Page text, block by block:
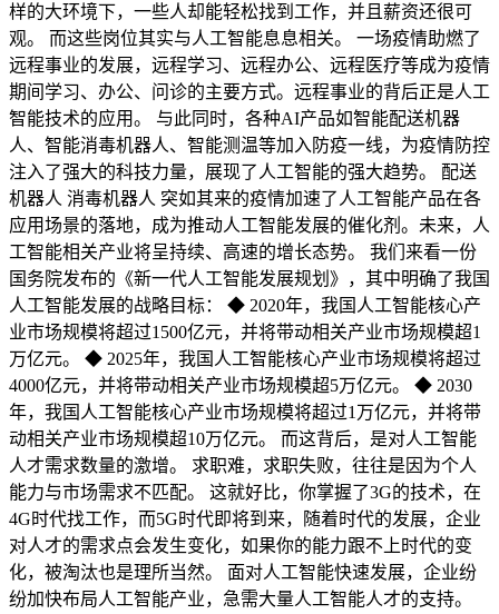
样的大环境下，一些人却能轻松找到工作，并且薪资还很可
观。 而这些岗位其实与人工智能息息相关。 一场疫情助燃了
远程事业的发展，远程学习、远程办公、远程医疗等成为疫情
期间学习、办公、问诊的主要方式。远程事业的背后正是人工
智能技术的应用。 与此同时，各种AI产品如智能配送机器
人、智能消毒机器人、智能测温等加入防疫一线，为疫情防控
注入了强大的科技力量，展现了人工智能的强大趋势。 配送
机器人 消毒机器人 突如其来的疫情加速了人工智能产品在各
应用场景的落地，成为推动人工智能发展的催化剂。未来，人
工智能相关产业将呈持续、高速的增长态势。 我们来看一份
国务院发布的《新一代人工智能发展规划》，其中明确了我国
人工智能发展的战略目标： ◆ 2020年，我国人工智能核心产
业市场规模将超过1500亿元，并将带动相关产业市场规模超1
万亿元。 ◆ 2025年，我国人工智能核心产业市场规模将超过
4000亿元，并将带动相关产业市场规模超5万亿元。 ◆ 2030
年，我国人工智能核心产业市场规模将超过1万亿元，并将带
动相关产业市场规模超10万亿元。 而这背后，是对人工智能
人才需求数量的激增。 求职难，求职失败，往往是因为个人
能力与市场需求不匹配。 这就好比，你掌握了3G的技术，在
4G时代找工作，而5G时代即将到来，随着时代的发展，企业
对人才的需求点会发生变化，如果你的能力跟不上时代的变
化，被淘汰也是理所当然。 面对人工智能快速发展，企业纷
纷加快布局人工智能产业，急需大量人工智能人才的支持。